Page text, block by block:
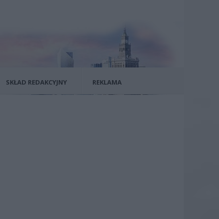
SKŁAD REDAKCYJNY REKLAMA